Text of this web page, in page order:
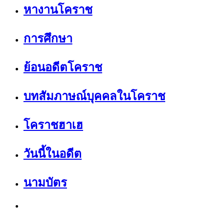
หางานโคราช
การศึกษา
ย้อนอดีตโคราช
บทสัมภาษณ์บุคคลในโคราช
โคราชฮาเฮ
วันนี้ในอดีต
นามบัตร